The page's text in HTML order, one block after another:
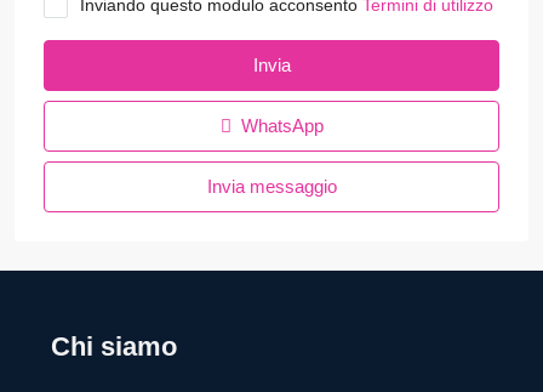
Inviando questo modulo acconsento Termini di utilizzo
Invia
WhatsApp
Invia messaggio
Chi siamo